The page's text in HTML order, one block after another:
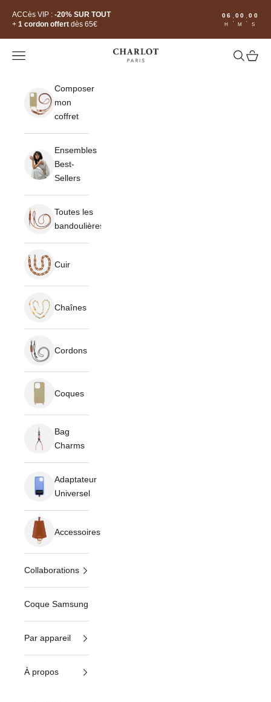
ACCès VIP : -20% SUR TOUT
+ 1 cordon offert dès 65€
06
H
:00
M
:00
S
CHARLOT · Paris
Ouvrir la navigation Ouvrir la
Voir
Composer
mon
coffret
Ensembles
Best-
Sellers
Toutes les
bandoulières
Cuir
Chaînes
Cordons
Coques
Bag
Charms
Adaptateur
Universel
Accessoires
Collaborations
Coque Samsung
Par appareil
À propos